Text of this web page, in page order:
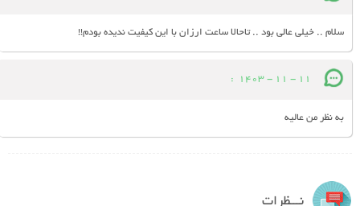
سلام .. خیلی عالی بود .. تاحالا ساعت ارزان با این کیفیت ندیده بودم!!
11 - 11 - 1403
:
به نظر من عالیه
نـــظرات